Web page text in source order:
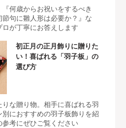
何歳からお祝いをするべき
句に雛人形は必要か？』な
が丁寧にお答えします
初正月の正月飾りに贈りた
い！喜ばれる「羽子板」の
選び方
な贈り物。相手に喜ばれる羽
におすすめの羽子板飾りを紹
考にぜひご覧ください